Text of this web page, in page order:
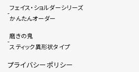
フェイス・ショルダーシリーズ
かんたんオーダー
磨きの鬼
スティック異形状タイプ
プライバシーポリシー